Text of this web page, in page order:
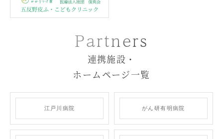
Partners
連携施設・
ホームページ一覧
江戸川病院 がん研有明病院